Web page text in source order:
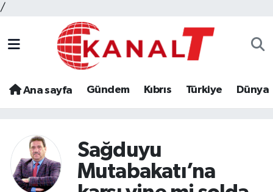
/
Ana sayfa Gündem Kıbrıs Türkiye Dünya
Sağduyu
Mutabakatı’na